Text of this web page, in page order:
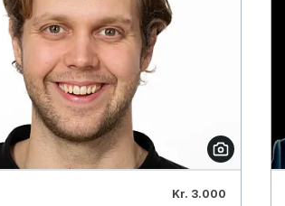
Kr. 3.000